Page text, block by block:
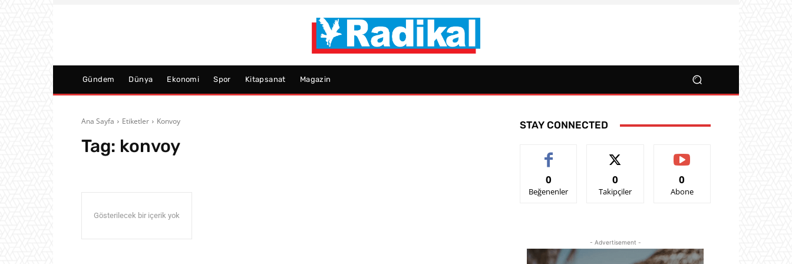
Gündem Dünya Ekonomi Spor Kitapsanat Magazin
Ana Sayfa Etiketler Konvoy
Tag: konvoy
Gösterilecek bir içerik yok
STAY CONNECTED
0
Beğenenler
0
Takipçiler
0
Abone
- Advertisement -